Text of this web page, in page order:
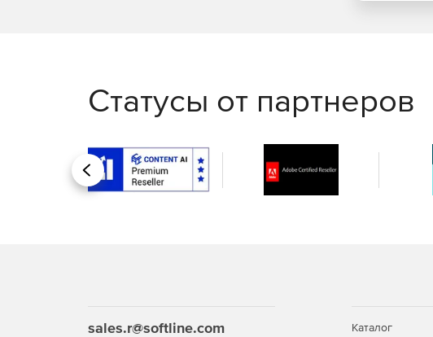
Статусы от партнеров
Назад
sales.r@softline.com Каталог